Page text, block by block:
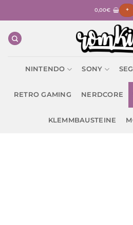
0,00€ +
NINTENDO SONY
RETRO GAMING NERDCORE
KLEMMBAUSTEINE